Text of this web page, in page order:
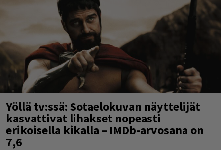
Yöllä tv:ssä: Sotaelokuvan näyttelijät
kasvattivat lihakset nopeasti
erikoisella kikalla – IMDb-arvosana on
7,6